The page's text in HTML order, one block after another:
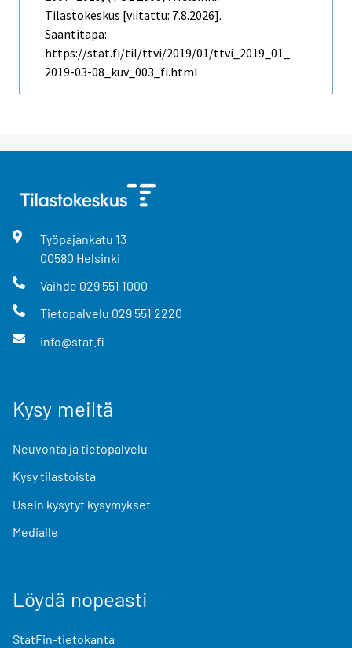
Tilastokeskus [viitattu: 7.8.2026].
Saantitapa:
https://stat.fi/til/ttvi/2019/01/ttvi_2019_01_
2019-03-08_kuv_003_fi.html
Työpajankatu 13
00580 Helsinki
Vaihde 029 551 1000
Tietopalvelu 029 551 2220
info@stat.fi
Kysy meiltä
Neuvonta ja tietopalvelu
Kysy tilastoista
Usein kysytyt kysymykset
Medialle
Löydä nopeasti
StatFin-tietokanta